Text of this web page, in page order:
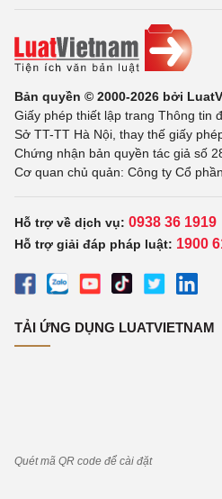
Bản quyền © 2000-2026 bởi
Giấy phép thiết lập trang Thông tin
Sở TT-TT Hà Nội, thay thế giấy
Chứng nhận bản quyền tác giả số
Cơ quan chủ quản: Công ty Cổ
Hỗ trợ về dịch vụ: 0938 36 1919
Hỗ trợ giải đáp pháp luật: 1900
TẢI ỨNG DỤNG LUATVIETNAM
Quét mã QR code để cài đặt